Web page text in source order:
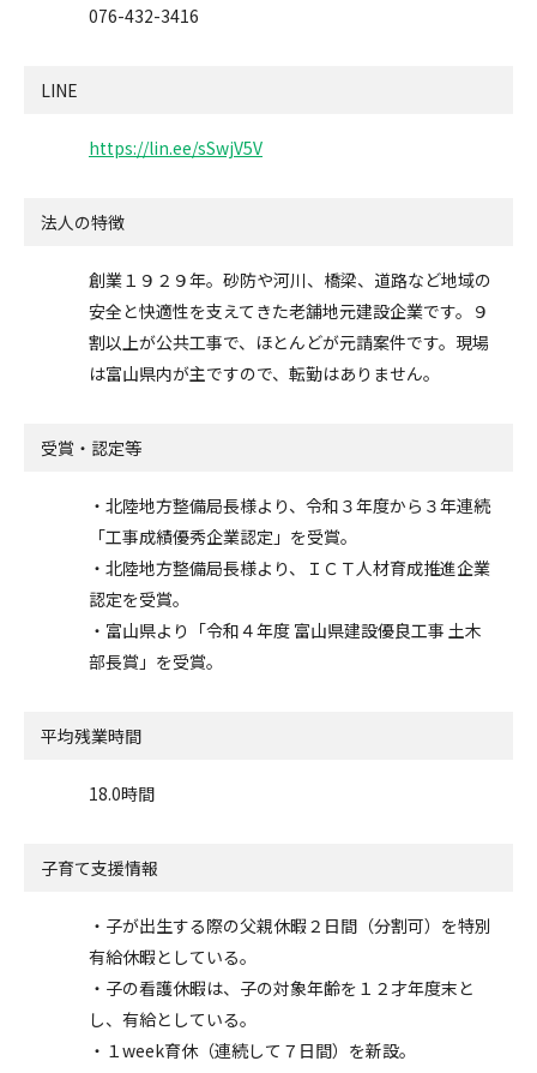
076-432-3416
LINE
https://lin.ee/sSwjV5V
法人の特徴
創業１９２９年。砂防や河川、橋梁、道路など地域の
安全と快適性を支えてきた老舗地元建設企業です。９
割以上が公共工事で、ほとんどが元請案件です。現場
は富山県内が主ですので、転勤はありません。
受賞・認定等
・北陸地方整備局長様より、令和３年度から３年連続
「工事成績優秀企業認定」を受賞。
・北陸地方整備局長様より、ＩＣＴ人材育成推進企業
認定を受賞。
・富山県より「令和４年度 富山県建設優良工事 土木
部長賞」を受賞。
平均残業時間
18.0時間
子育て支援情報
・子が出生する際の父親休暇２日間（分割可）を特別
有給休暇としている。
・子の看護休暇は、子の対象年齢を１２才年度末と
し、有給としている。
・１week育休（連続して７日間）を新設。